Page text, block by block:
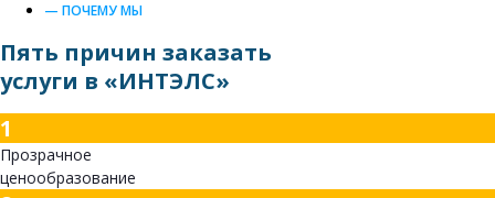
— ПОЧЕМУ МЫ
Пять причин заказать
услуги в «ИНТЭЛС»
1
Прозрачное
ценообразование